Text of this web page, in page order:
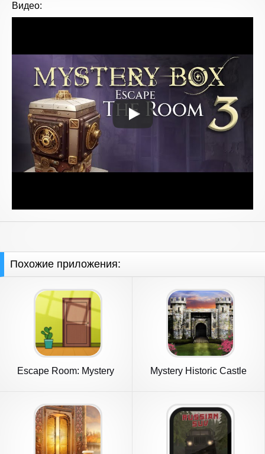
Видео:
Похожие приложения:
Escape Room: Mystery
Mystery Historic Castle